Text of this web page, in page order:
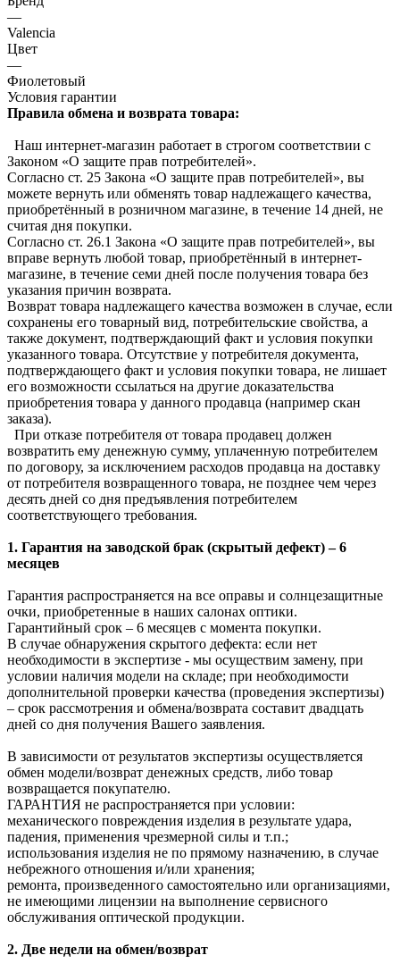
—
Valencia
Цвет
—
Фиолетовый
Условия гарантии
Правила обмена и возврата товара:
Наш интернет-магазин работает в строгом соответствии с
Законом «О защите прав потребителей».
Согласно ст. 25 Закона «О защите прав потребителей», вы
можете вернуть или обменять товар надлежащего качества,
приобретённый в розничном магазине, в течение 14 дней, не
считая дня покупки.
Согласно ст. 26.1 Закона «О защите прав потребителей», вы
вправе вернуть любой товар, приобретённый в интернет-
магазине, в течение семи дней после получения товара без
указания причин возврата.
Возврат товара надлежащего качества возможен в случае, если
сохранены его товарный вид, потребительские свойства, а
также документ, подтверждающий факт и условия покупки
указанного товара. Отсутствие у потребителя документа,
подтверждающего факт и условия покупки товара, не лишает
его возможности ссылаться на другие доказательства
приобретения товара у данного продавца (например скан
заказа).
При отказе потребителя от товара продавец должен
возвратить ему денежную сумму, уплаченную потребителем
по договору, за исключением расходов продавца на доставку
от потребителя возвращенного товара, не позднее чем через
десять дней со дня предъявления потребителем
соответствующего требования.
1. Гарантия на заводской брак (скрытый дефект) – 6
месяцев
Гарантия распространяется на все оправы и солнцезащитные
очки, приобретенные в наших салонах оптики.
Гарантийный срок – 6 месяцев с момента покупки.
В случае обнаружения скрытого дефекта: если нет
необходимости в экспертизе - мы осуществим замену, при
условии наличия модели на складе; при необходимости
дополнительной проверки качества (проведения экспертизы)
– срок рассмотрения и обмена/возврата составит двадцать
дней со дня получения Вашего заявления.
В зависимости от результатов экспертизы осуществляется
обмен модели/возврат денежных средств, либо товар
возвращается покупателю.
ГАРАНТИЯ не распространяется при условии:
механического повреждения изделия в результате удара,
падения, применения чрезмерной силы и т.п.;
использования изделия не по прямому назначению, в случае
небрежного отношения и/или хранения;
ремонта, произведенного самостоятельно или организациями,
не имеющими лицензии на выполнение сервисного
обслуживания оптической продукции.
2. Две недели на обмен/возврат